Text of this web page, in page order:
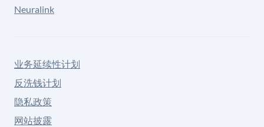
Neuralink
业务延续性计划
反洗钱计划
隐私政策
网站披露